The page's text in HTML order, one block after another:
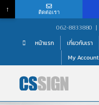
content
062-8833880 |
หน้าแรก เกี่ยวกับเรา
My Account
↑ ติดต่อเรา